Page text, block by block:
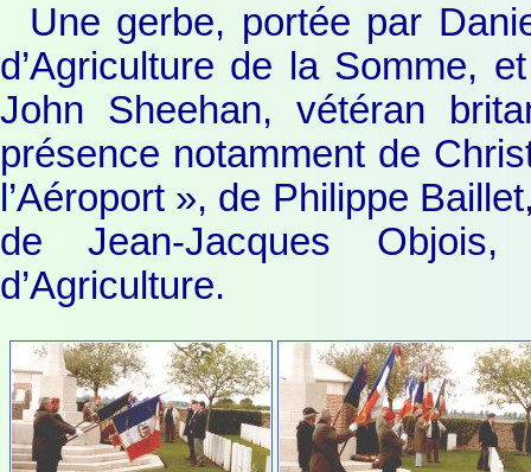
Une gerbe, portée par
d’Agriculture de la Somme,
John Sheehan, vétéran
présence notamment de
l’Aéroport », de Philippe
de Jean-Jacques
d’Agriculture.